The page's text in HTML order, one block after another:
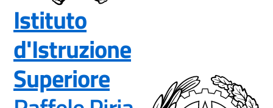
Istituto
d'Istruzione
Superiore